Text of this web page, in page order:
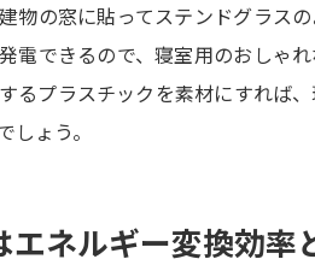
物の窓に貼ってステンドグラス
電できるので、寝室用のおしゃ
るプラスチックを素材にすれば
しょう。
エネルギー変換効率